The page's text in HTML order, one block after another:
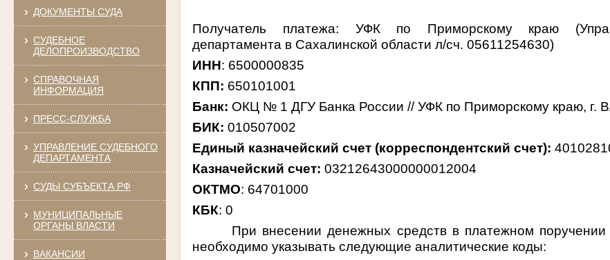
ДОКУМЕНТЫ СУДА
СУДЕБНОЕ
ДЕЛОПРОИЗВОДСТВО
СПРАВОЧНАЯ
ИНФОРМАЦИЯ
ПРЕСС-СЛУЖБА
УПРАВЛЕНИЕ СУДЕБНОГО
ДЕПАРТАМЕНТА
СУДЫ СУБЪЕКТА РФ
МУНИЦИПАЛЬНЫЕ
ОРГАНЫ ВЛАСТИ
ВАКАНСИИ
Получатель платежа: УФК по Приморскому краю
департамента в Сахалинской области л/сч. 05611254630)
ИНН: 6500000835
КПП: 650101001
Банк: ОКЦ № 1 ДГУ Банка России // УФК по Приморскому краю, г.
БИК: 010507002
Единый казначейский счет (корреспондентский счет):
Казначейский счет: 03212643000000012004
ОКТМО: 64701000
КБК: 0
При внесении денежных средств в платежном
необходимо указывать следующие аналитические коды: